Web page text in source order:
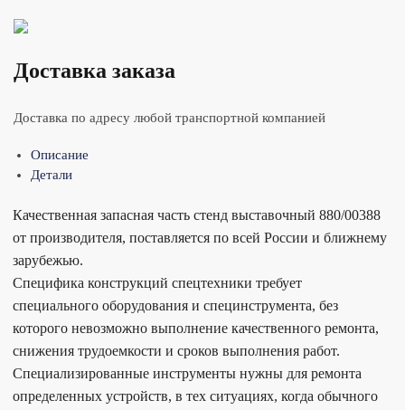
Доставка заказа
Доставка по адресу любой транспортной компанией
Описание
Детали
Качественная запасная часть стенд выставочный 880/00388
от производителя, поставляется по всей России и ближнему
зарубежью.
Специфика конструкций спецтехники требует
специального оборудования и специнструмента, без
которого невозможно выполнение качественного ремонта,
снижения трудоемкости и сроков выполнения работ.
Специализированные инструменты нужны для ремонта
определенных устройств, в тех ситуациях, когда обычного